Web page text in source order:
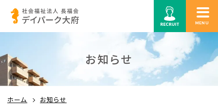
MENU
お知らせ
ホーム
お知らせ